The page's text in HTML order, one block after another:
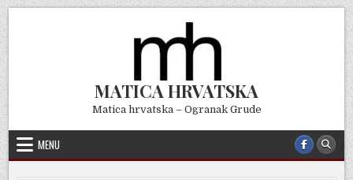
Skip
to
content
MATICA HRVATSKA
Matica hrvatska – Ogranak Grude
MENU